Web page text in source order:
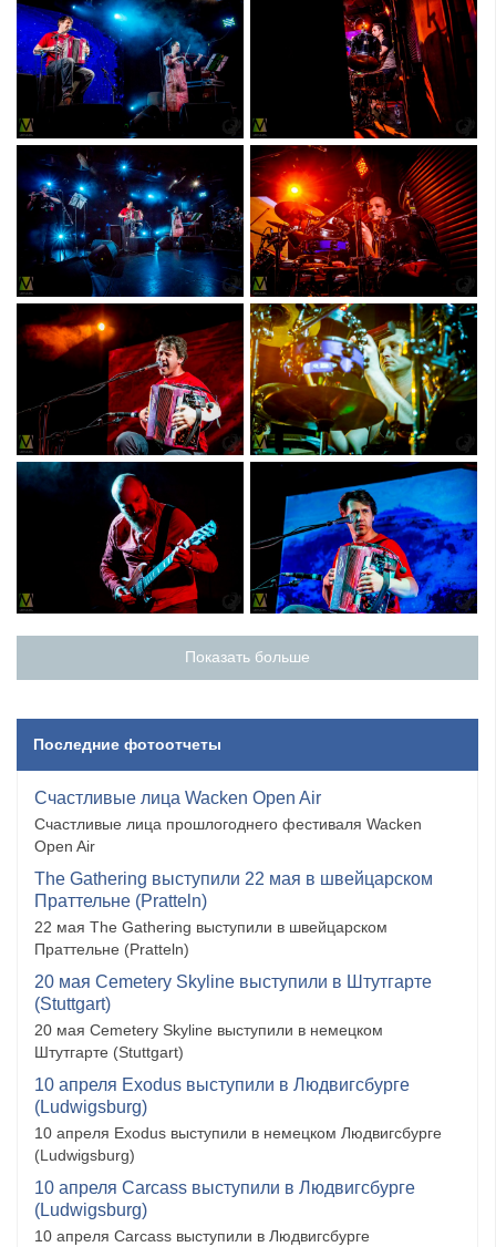
Показать больше
Последние фотоотчеты
Счастливые лица Wacken Open Air
Счастливые лица прошлогоднего фестиваля Wacken
Open Air
The Gathering выступили 22 мая в швейцарском
Праттельне (Pratteln)
22 мая The Gathering выступили в швейцарском
Праттельне (Pratteln)
20 мая Cemetery Skyline выступили в Штутгарте
(Stuttgart)
20 мая Cemetery Skyline выступили в немецком
Штутгарте (Stuttgart)
10 апреля Exodus выступили в Людвигсбурге
(Ludwigsburg)
10 апреля Exodus выступили в немецком Людвигсбурге
(Ludwigsburg)
10 апреля Carcass выступили в Людвигсбурге
(Ludwigsburg)
10 апреля Carcass выступили в Людвигсбурге